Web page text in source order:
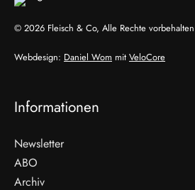
© 2026 Fleisch & Co, Alle Rechte vorbehalten
Webdesign: Daniel Wom mit VeloCore
Informationen
Newsletter
ABO
Archiv